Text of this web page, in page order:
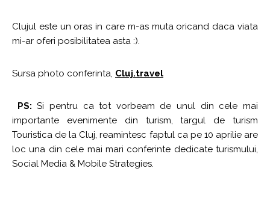
Clujul este un oras in care m-as muta oricand daca viata
mi-ar oferi posibilitatea asta :).
Sursa photo conferinta, Cluj.travel
PS: Si pentru ca tot vorbeam de unul din cele mai
importante evenimente din turism, targul de turism
Touristica de la Cluj, reamintesc faptul ca pe 10 aprilie are
loc una din cele mai mari conferinte dedicate turismului,
Social Media & Mobile Strategies.